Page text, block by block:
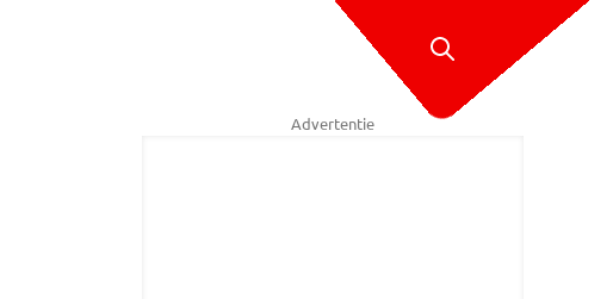
Advertentie